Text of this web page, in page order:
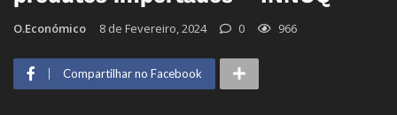
O.Económico 8 de Fevereiro, 2024 0 966
Compartilhar no Facebook